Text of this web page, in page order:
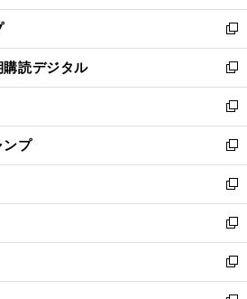
開
く
ウ
で
開
く
ン
ド
ウ
で
開
く
ウ
ィ
ン
ド
ウ
で
開
く
新
し
い
ウ
ィ
ン
ド
ウ
で
開
く
読デジタル
新
し
い
ウ
ィ
ン
ド
ウ
で
開
く
新
し
い
ウ
ィ
ン
ド
ウ
で
開
ンプ
新
し
い
ウ
ィ
ン
ド
ウ
新
し
い
ウ
ィ
ン
新
し
い
ウ
新
し